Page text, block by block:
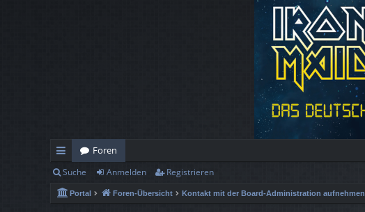
ch
ne
Foren
Suche Anmelden Registrieren
Portal Foren-Übersicht Kontakt mit der Board-Administration aufnehmen